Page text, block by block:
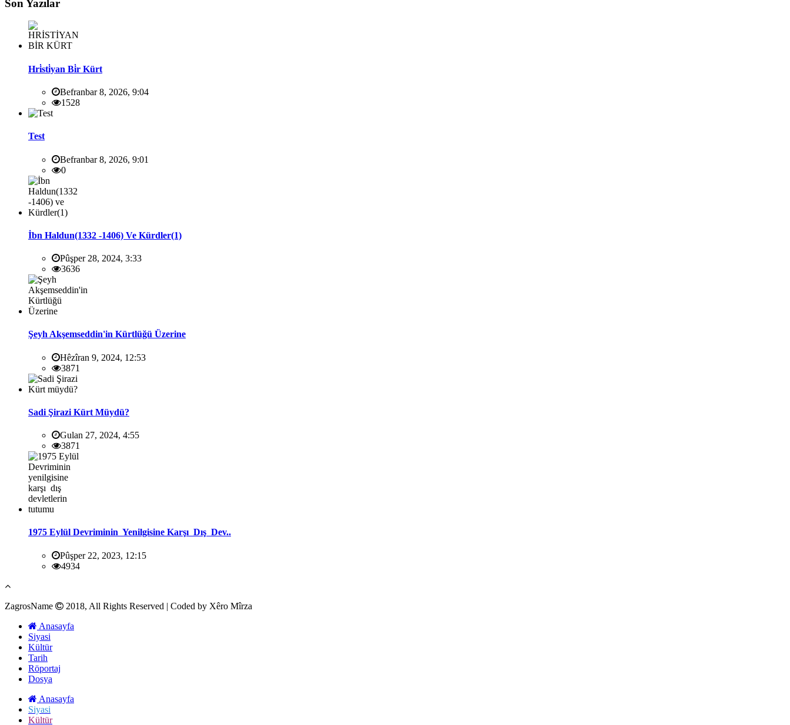
Son Yazılar
Hri̇sti̇yan Bi̇r Kürt
Befranbar 8, 2026, 9:04
1528
Test
Befranbar 8, 2026, 9:01
0
İbn Haldun(1332 -1406) Ve Kürdler(1)
Pûşper 28, 2024, 3:33
3636
Şeyh Akşemseddin'in Kürtlüğü Üzerine
Hêzîran 9, 2024, 12:53
3871
Sadi Şirazi Kürt Müydü?
Gulan 27, 2024, 4:55
3871
1975 Eylül Devriminin Yenilgisine Karşı Dış Dev..
Pûşper 22, 2023, 12:15
4934
ZagrosName
2018, All Rights Reserved | Coded by Xêro Mîrza
Anasayfa
Siyasi
Kültür
Tarih
Röportaj
Dosya
Anasayfa
Siyasi
Kültür